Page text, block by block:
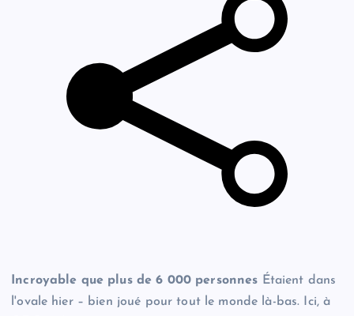
Incroyable que plus de 6 000 personnes Étaient dans
l'ovale hier – bien joué pour tout le monde là-bas. Ici, à